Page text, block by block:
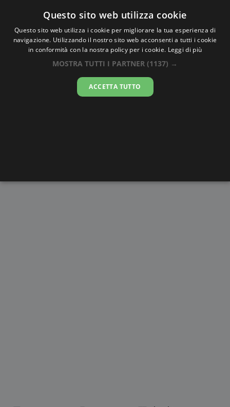
Oraesatta.co
Ora EsattaTrinity
16:07:43
Questo sito web utilizza cookie
Questo sito web utilizza i cookie per migliorare la tua esperienza di
navigazione. Utilizzando il nostro sito web acconsenti a tutti i cookie
in conformità con la nostra policy per i cookie. Leggi di più
MOSTRA TUTTI I PARTNER (1137) →
ACCETTA TUTTO